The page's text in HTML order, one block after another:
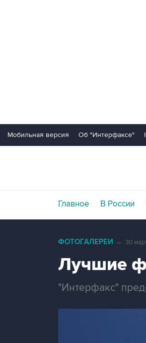
Мобильная версия Об "Интерфаксе"
Главное В России
ФОТОГАЛЕРЕИ → 30
Лучшие
"Интерфакс"